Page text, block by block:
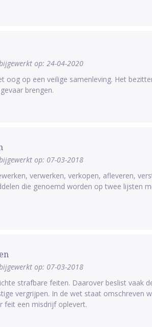
op: 24-04-2020
oog op een veilige samenleving. Het
brengen.
op: 07-03-2018
verwerken, verkopen, afleveren,
die genoemd worden op twee lijsten
op: 07-03-2018
strafbare feiten. Daarover beslist vaak
vergrijpen. In de wet staat omschreven
feit een misdrijf oplevert.